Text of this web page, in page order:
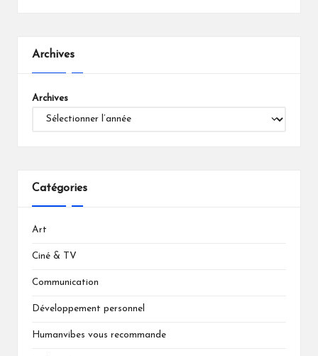
Archives
Archives
Catégories
Art
Ciné & TV
Communication
Développement personnel
Humanvibes vous recommande